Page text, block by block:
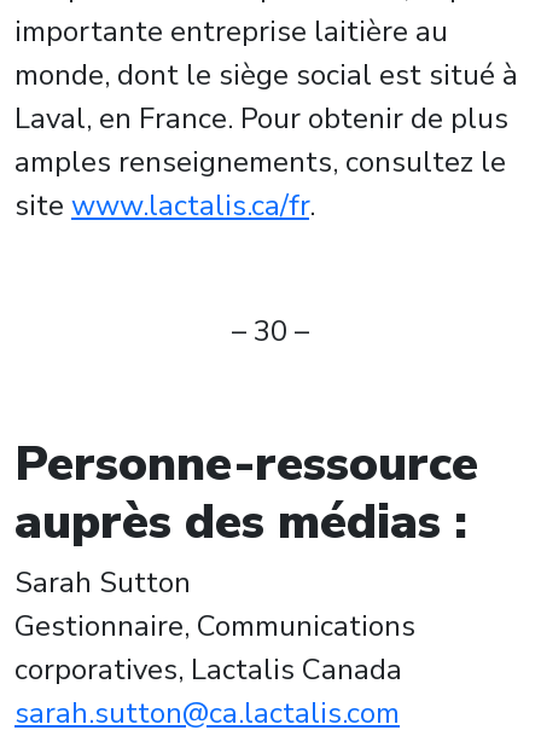
importante entreprise laitière au
monde, dont le siège social est situé à
Laval, en France. Pour obtenir de plus
amples renseignements, consultez le
site www.lactalis.ca/fr.
– 30 –
Personne-ressource
auprès des médias :
Sarah Sutton
Gestionnaire, Communications
corporatives, Lactalis Canada
sarah.sutton@ca.lactalis.com